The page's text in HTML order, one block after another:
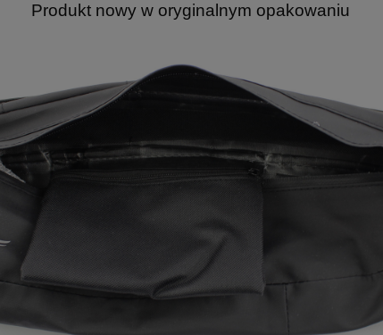
Produkt nowy w oryginalnym opakowaniu